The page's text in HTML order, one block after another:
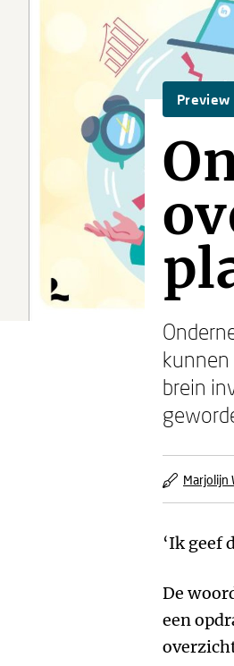
Preview
kunnen
brein
Marjolijn
‘Ik geef
De
een